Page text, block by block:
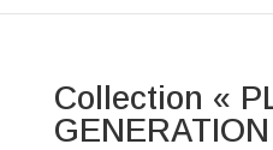
Collection «